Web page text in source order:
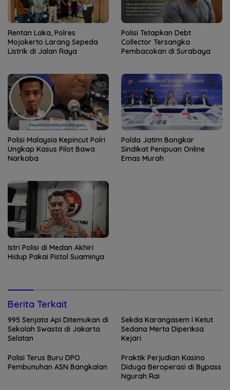
Rentan Laka, Polres
Mojokerto Larang Sepeda
Listrik di Jalan Raya
Polisi Tetapkan Debt
Collector Tersangka
Pembacokan di Surabaya
Polisi Malaysia Kepincut Polri
Ungkap Kasus Pilot Bawa
Narkoba
Polda Jatim Bongkar
Sindikat Penipuan Online
Emas Murah
Istri Polisi di Medan Akhiri
Hidup Pakai Pistol Suaminya
Berita Terkait
995 Senjata Api Ditemukan di
Sekolah Swasta di Jakarta
Selatan
Sekda Karangasem I Ketut
Sedana Merta Diperiksa
Kejari
Polisi Terus Buru DPO
Pembunuhan ASN Bangkalan
Praktik Perjudian Kasino
Diduga Beroperasi di Bypass
Ngurah Rai